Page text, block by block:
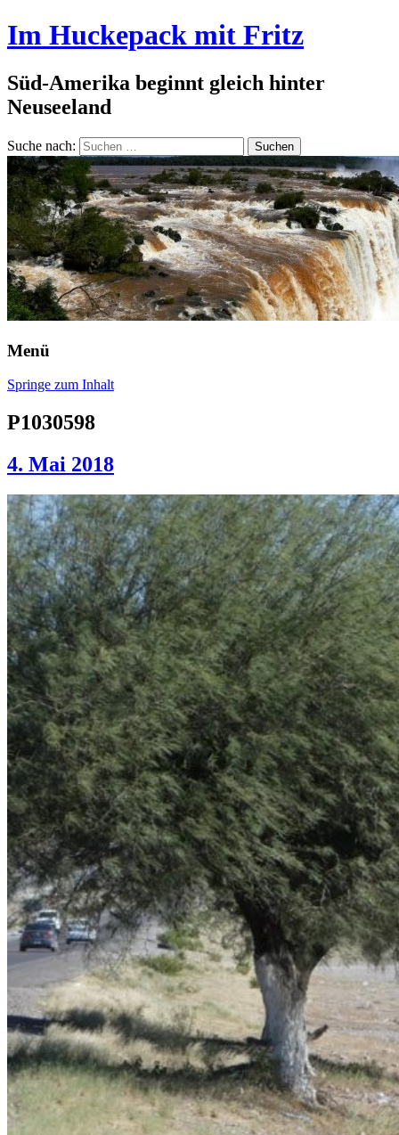
Im Huckepack mit Fritz
Süd-Amerika beginnt gleich hinter
Neuseeland
Suche nach:
Menü
Springe zum Inhalt
P1030598
4. Mai 2018